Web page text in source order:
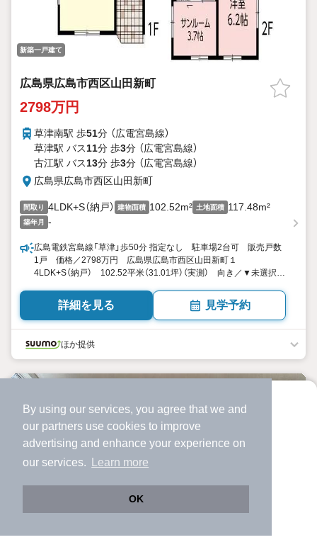
By using our services, you agree that we and
our partners use cookies to improve
advertising and enhance your experience on
our services.
Learn more
OK
より使いやすくなった
アプリで物件探ししませんか？
サクサク動く地図で物件検索
新築一戸建て
広島県広島市西区山田新町
2798万円
草津南駅 歩51分 （広電宮島線）
草津駅 バス11分 歩3分 （広電宮島線）
古江駅 バス13分 歩3分 （広電宮島線）
広島県広島市西区山田新町
間取り 4LDK+S（納戸） 建物面積 102.52m² 土地面積 117.48m²
築年月 -
広島電鉄宮島線「草津」歩50分 指定なし 駐車場2台可 販売戸数
1戸 価格／2798万円 広島県広島市西区山田新町１
4LDK+S（納戸） 102.52平米（31.01坪）（実測） 向き／▼未選択
詳細を見る 見学予約
ほか提供